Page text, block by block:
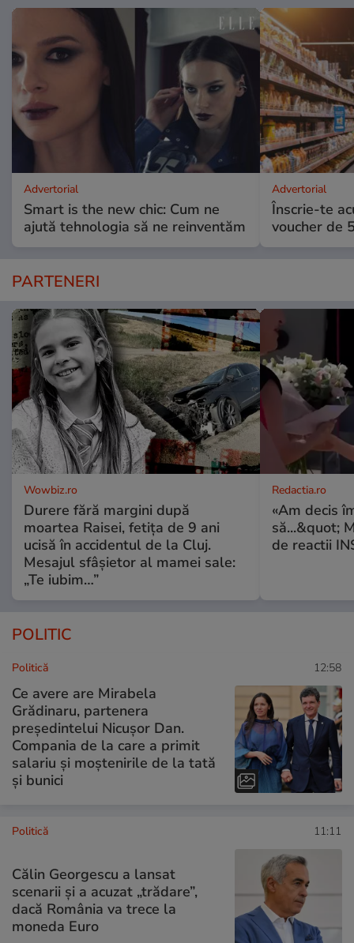
Advertorial
Smart is the new chic: Cum ne
ajută tehnologia să ne reinventăm
Advertorial
Înscrie-te
voucher de
PARTENERI
Wowbiz.ro
Durere fără margini după
moartea Raisei, fetița de 9 ani
ucisă în accidentul de la Cluj.
Mesajul sfâșietor al mamei sale:
„Te iubim…”
Redactia.ro
«Am decis
să...&quot;
de reactii
POLITIC
Politică 12:58
Ce avere are Mirabela
Grădinaru, partenera
președintelui Nicușor Dan.
Compania de la care a primit
salariu și moștenirile de la tată
și bunici
Politică 11:11
Călin Georgescu a lansat
scenarii și a acuzat „trădare”,
dacă România va trece la
moneda Euro